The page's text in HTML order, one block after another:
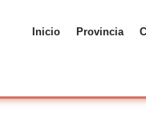
Inicio Provincia